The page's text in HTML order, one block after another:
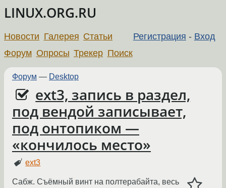
LINUX.ORG.RU
Регистрация - Вход
Новости Галерея Статьи
Форум Опросы Трекер Поиск
Форум — Desktop
ext3, запись в раздел,
под вендой записывает,
под онтопиком —
«кончилось место»
ext3
Сабж. Съёмный винт на полтерабайта, весь